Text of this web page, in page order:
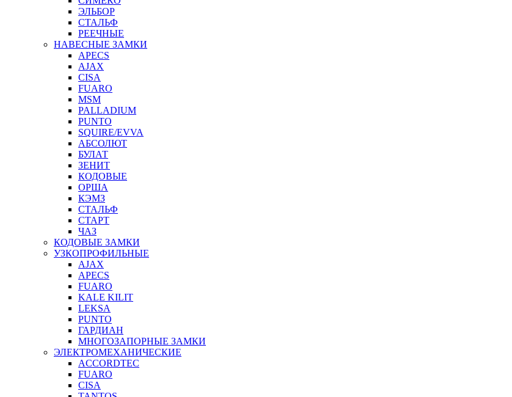
ЭЛЬБОР
СТАЛЬФ
РЕЕЧНЫЕ
НАВЕСНЫЕ ЗАМКИ
APECS
AJAX
CISA
FUARO
MSM
PALLADIUM
PUNTO
SQUIRE/EVVA
АБСОЛЮТ
БУЛАТ
ЗЕНИТ
КОДОВЫЕ
ОРША
КЭМЗ
СТАЛЬФ
СТАРТ
ЧАЗ
КОДОВЫЕ ЗАМКИ
УЗКОПРОФИЛЬНЫЕ
AJAX
APECS
FUARO
KALE KILIT
LEKSA
PUNTO
ГАРДИАН
МНОГОЗАПОРНЫЕ ЗАМКИ
ЭЛЕКТРОМЕХАНИЧЕСКИЕ
ACCORDTEC
FUARO
CISA